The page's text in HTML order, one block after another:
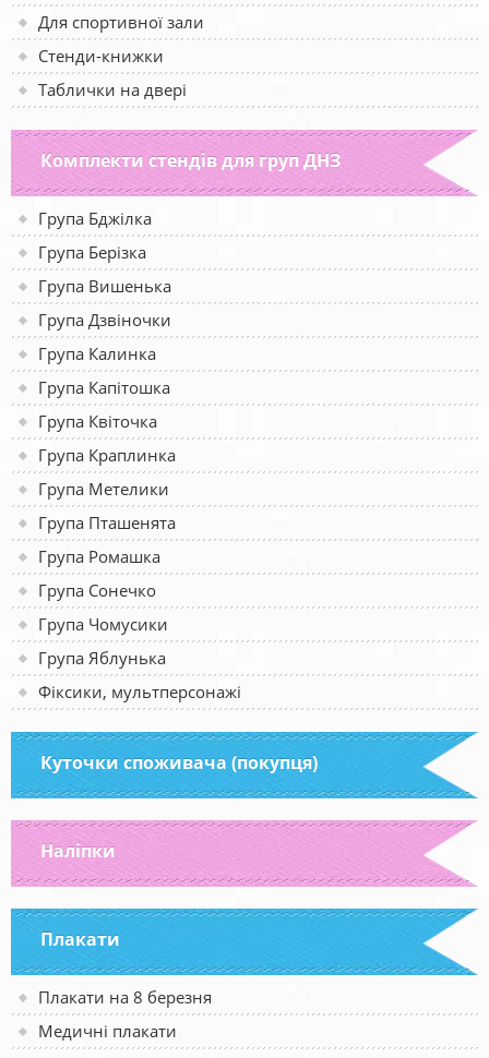
Для спортивної зали
Стенди-книжки
Таблички на двері
Комплекти стендів для груп ДНЗ
Група Бджілка
Група Берізка
Група Вишенька
Група Дзвіночки
Група Калинка
Група Капітошка
Група Квіточка
Група Краплинка
Група Метелики
Група Пташенята
Група Ромашка
Група Сонечко
Група Чомусики
Група Яблунька
Фіксики, мультперсонажі
Куточки споживача (покупця)
Наліпки
Плакати
Плакати на 8 березня
Медичні плакати